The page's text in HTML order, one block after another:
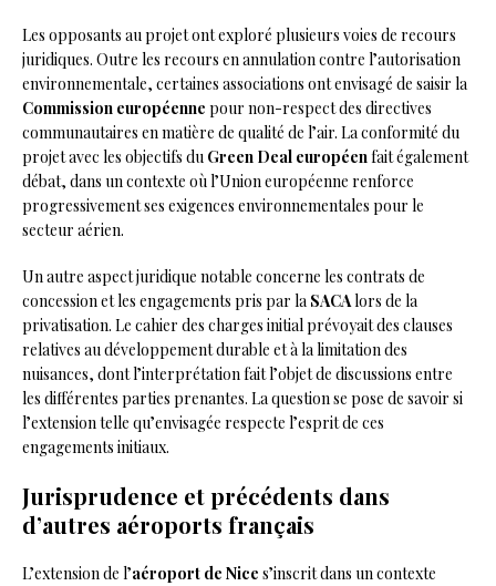
Les opposants au projet ont exploré plusieurs voies de recours
juridiques. Outre les recours en annulation contre l’autorisation
environnementale, certaines associations ont envisagé de saisir la
Commission européenne pour non-respect des directives
communautaires en matière de qualité de l’air. La conformité du
projet avec les objectifs du Green Deal européenfait également
débat, dans un contexte où l’Union européenne renforce
progressivement ses exigences environnementales pour le
secteur aérien.
Un autre aspect juridique notable concerne les contrats de
concession et les engagements pris par la SACAlors de la
privatisation. Le cahier des charges initial prévoyait des clauses
relatives au développement durable et à la limitation des
nuisances, dont l’interprétation fait l’objet de discussions entre
les différentes parties prenantes. La question se pose de savoir si
l’extension telle qu’envisagée respecte l’esprit de ces
engagements initiaux.
Jurisprudence et précédents dans
d’autres aéroports français
L’extension de l’aéroport de Nice s’inscrit dans un contexte